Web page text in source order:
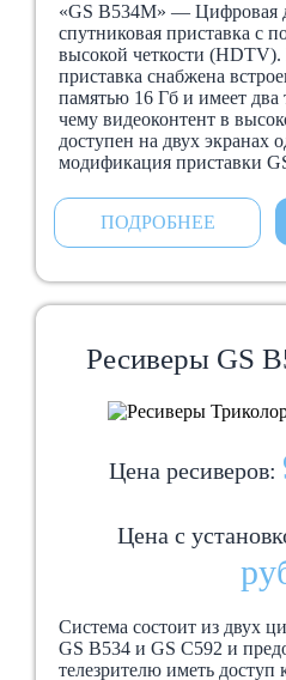
«GS B534М» — Цифровая
спутниковая приставка с
высокой четкости
приставка снабжена
памятью 16 Гб и имеет два
чему видеоконтент в
доступен на двух экранах
модификация приставки
ПОДРОБНЕЕ
Ресиверы GS
Цена ресиверов:
Цена с
Система состоит из двух
GS B534 и GS C592 и
телезрителю иметь доступ